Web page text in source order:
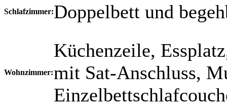
Schlafzimmer:Doppelbett und
Wohnzimmer:
Küchenzeile,
mit Sat-Anschluss,